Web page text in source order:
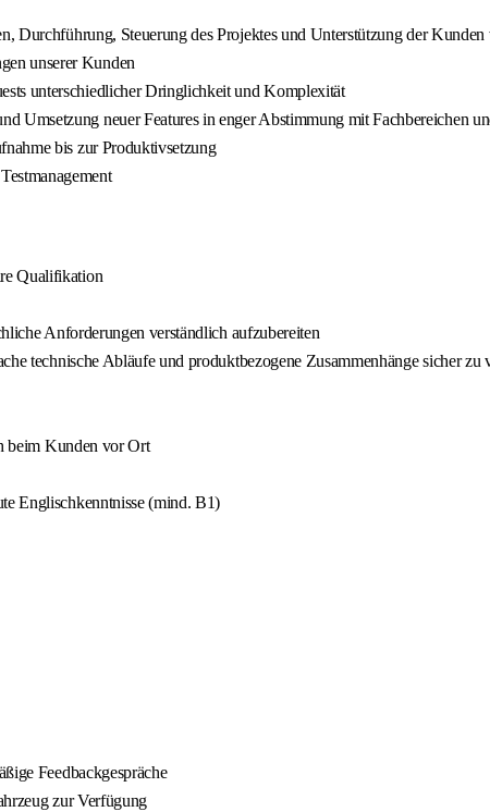
Steuerung des Projektes und Unterstützung der Kunden
unserer Kunden
unterschiedlicher Dringlichkeit und Komplexität
Umsetzung neuer Features in enger Abstimmung mit Fachbereichen
bis zur Produktivsetzung
Qualifikation
Anforderungen verständlich aufzubereiten
technische Abläufe und produktbezogene Zusammenhänge sicher zu
beim Kunden vor Ort
Englischkenntnisse (mind. B1)
Feedbackgespräche
zur Verfügung